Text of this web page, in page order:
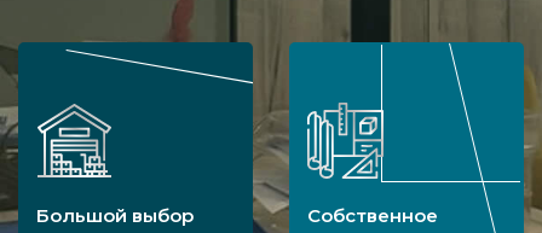
Большой выбор
Собственное